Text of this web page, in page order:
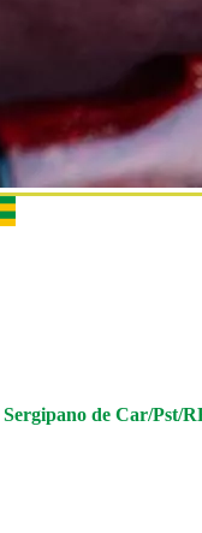
de Car/Pst/